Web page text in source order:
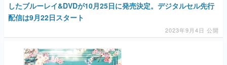
したブルーレイ&DVDが10月25日に発売決定。デジタルセル先行
配信は9月22日スタート
2023年9月4日 公開